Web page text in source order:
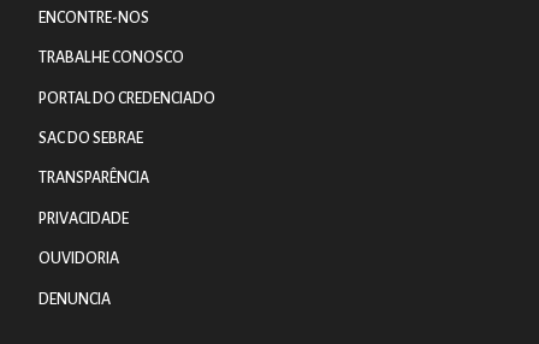
ENCONTRE-NOS
TRABALHE CONOSCO
PORTAL DO CREDENCIADO
SAC DO SEBRAE
TRANSPARÊNCIA
PRIVACIDADE
OUVIDORIA
DENUNCIA